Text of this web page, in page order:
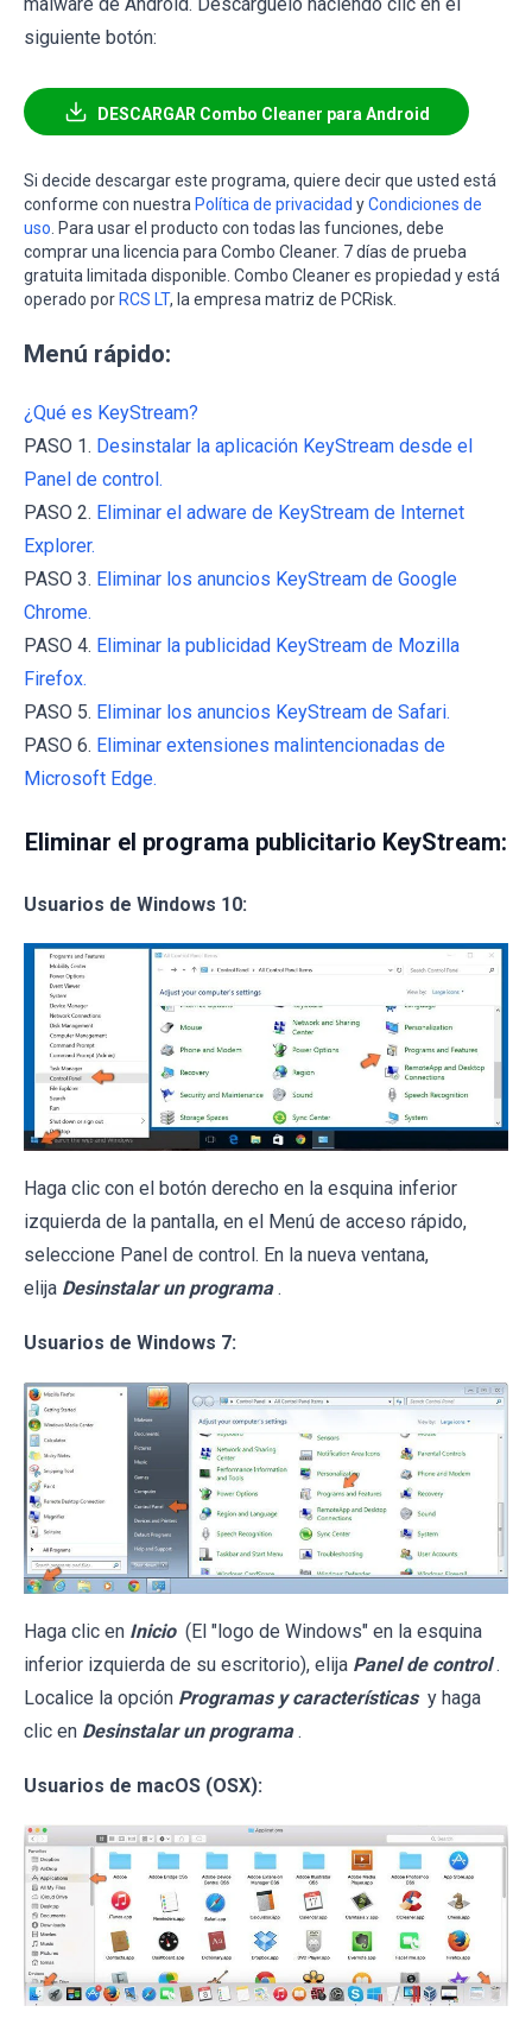
malware de Android. Descárguelo haciendo clic en el
siguiente botón:
DESCARGAR Combo Cleaner para Android
Si decide descargar este programa, quiere decir que usted está
conforme con nuestra Política de privacidad yCondiciones de
uso. Para usar el producto con todas las funciones, debe
comprar una licencia para Combo Cleaner. 7 días de prueba
gratuita limitada disponible. Combo Cleaner es propiedad y está
operado por RCS LT, la empresa matriz de PCRisk.
Menú rápido:
¿Qué es KeyStream?
PASO 1. Desinstalar la aplicación KeyStream desde el
Panel de control.
PASO 2. Eliminar el adware de KeyStream de Internet
Explorer.
PASO 3. Eliminar los anuncios KeyStream de Google
Chrome.
PASO 4. Eliminar la publicidad KeyStream de Mozilla
Firefox.
PASO 5. Eliminar los anuncios KeyStream de Safari.
PASO 6. Eliminar extensiones malintencionadas de
Microsoft Edge.
Eliminar el programa publicitario KeyStream:
Usuarios de Windows 10:
Haga clic con el botón derecho en la esquina inferior
izquierda de la pantalla, en el Menú de acceso rápido,
seleccione Panel de control. En la nueva ventana,
elija Desinstalar un programa .
Usuarios de Windows 7:
Haga clic en Inicio (El "logo de Windows" en la esquina
inferior izquierda de su escritorio), elija Panel de control .
Localice la opción Programas y características y haga
clic en Desinstalar un programa .
Usuarios de macOS (OSX):